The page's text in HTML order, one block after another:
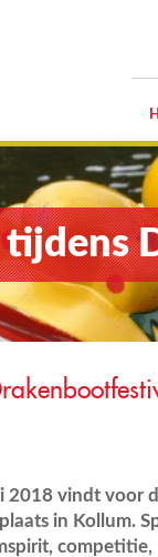
vindt voor
in Kollum.